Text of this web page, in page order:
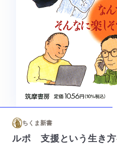
ちくま新書
ルポ 支援という生き方